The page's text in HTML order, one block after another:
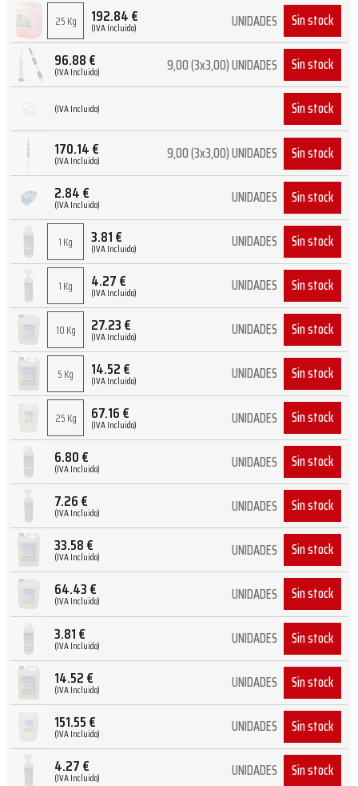
25 Kg 192.84€
(IVA Incluido) UNIDADES Sin stock
96.88€
(IVA Incluido) 9,00 (3x3,00) UNIDADES Sin stock
(IVA Incluido) Sin stock
170.14€
(IVA Incluido) 9,00 (3x3,00) UNIDADES Sin stock
2.84€
(IVA Incluido) UNIDADES Sin stock
1 Kg 3.81€
(IVA Incluido) UNIDADES Sin stock
1 Kg 4.27€
(IVA Incluido) UNIDADES Sin stock
10 Kg 27.23€
(IVA Incluido) UNIDADES Sin stock
5 Kg 14.52€
(IVA Incluido) UNIDADES Sin stock
25 Kg 67.16€
(IVA Incluido) UNIDADES Sin stock
6.80€
(IVA Incluido) UNIDADES Sin stock
7.26€
(IVA Incluido) UNIDADES Sin stock
33.58€
(IVA Incluido) UNIDADES Sin stock
64.43€
(IVA Incluido) UNIDADES Sin stock
3.81€
(IVA Incluido) UNIDADES Sin stock
14.52€
(IVA Incluido) UNIDADES Sin stock
151.55€
(IVA Incluido) UNIDADES Sin stock
4.27€
(IVA Incluido) UNIDADES Sin stock